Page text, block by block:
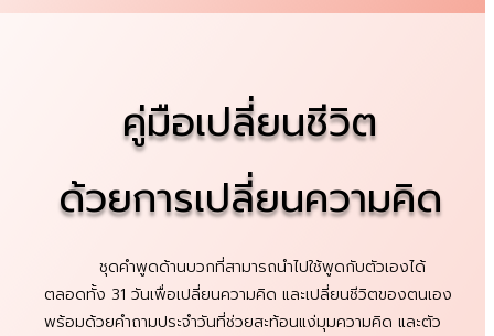
คู่มือเปลี่ยนชีวิต
ด้วยการเปลี่ยนความคิด
ชุดคำพูดด้านบวกที่สามารถนำไปใช้พูดกับตัวเองได้
ตลอดทั้ง 31 วันเพื่อเปลี่ยนความคิด และเปลี่ยนชีวิตของตนเอง
พร้อมด้วยคำถามประจำวันที่ช่วยสะท้อนแง่มุมความคิด และตัว